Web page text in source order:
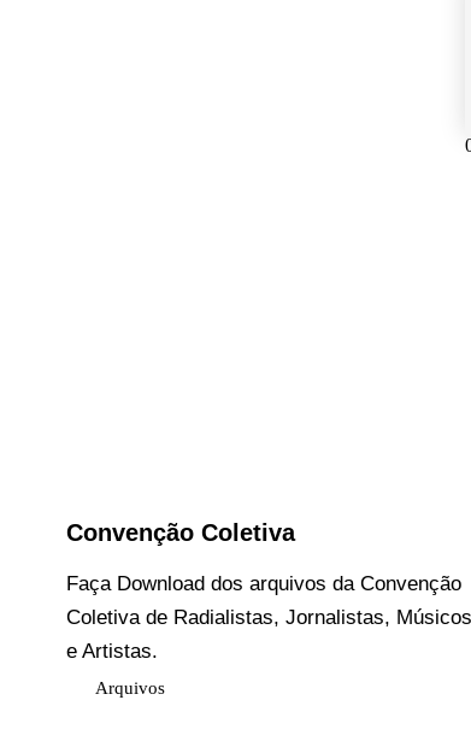
Convenção Coletiva
Faça Download dos arquivos da Convenção
Coletiva de Radialistas, Jornalistas, Músicos
e Artistas.
Arquivos